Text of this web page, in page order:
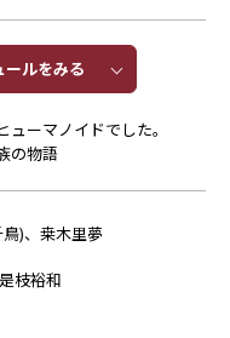
ールをみる​​
ーマノイドでした。
の物語
)、桒木里夢
枝裕和